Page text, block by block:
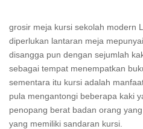
grosir meja kursi sekolah modern
diperlukan lantaran meja
disangga pun dengan sejumlah
sebagai tempat menempatkan
sementara itu kursi adalah
pula mengantongi beberapa kaki
penopang berat badan orang
yang memiliki sandaran kursi.